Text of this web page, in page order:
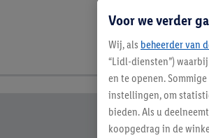
Voor we verder
Wij, als beheerder van
“Lidl-diensten”)
en te openen.
instellingen, om
bieden. Als u
koopgedrag in de